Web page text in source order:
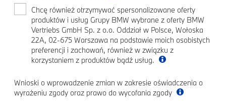
Chcę również otrzymywać spersonalizowane oferty
produktów i usług Grupy BMW wybrane z oferty BMW
Vertriebs GmbH Sp. z o.o. Oddział w Polsce, Wołoska
22A, 02-675 Warszawa na podstawie moich osobistych
preferencji i zachowań, również w związku z
korzystaniem z produktów bądź usług.
Wnioski o wprowadzenie zmian w zakresie oświadczenia o
wyrażeniu zgody oraz prawo do wycofania zgody